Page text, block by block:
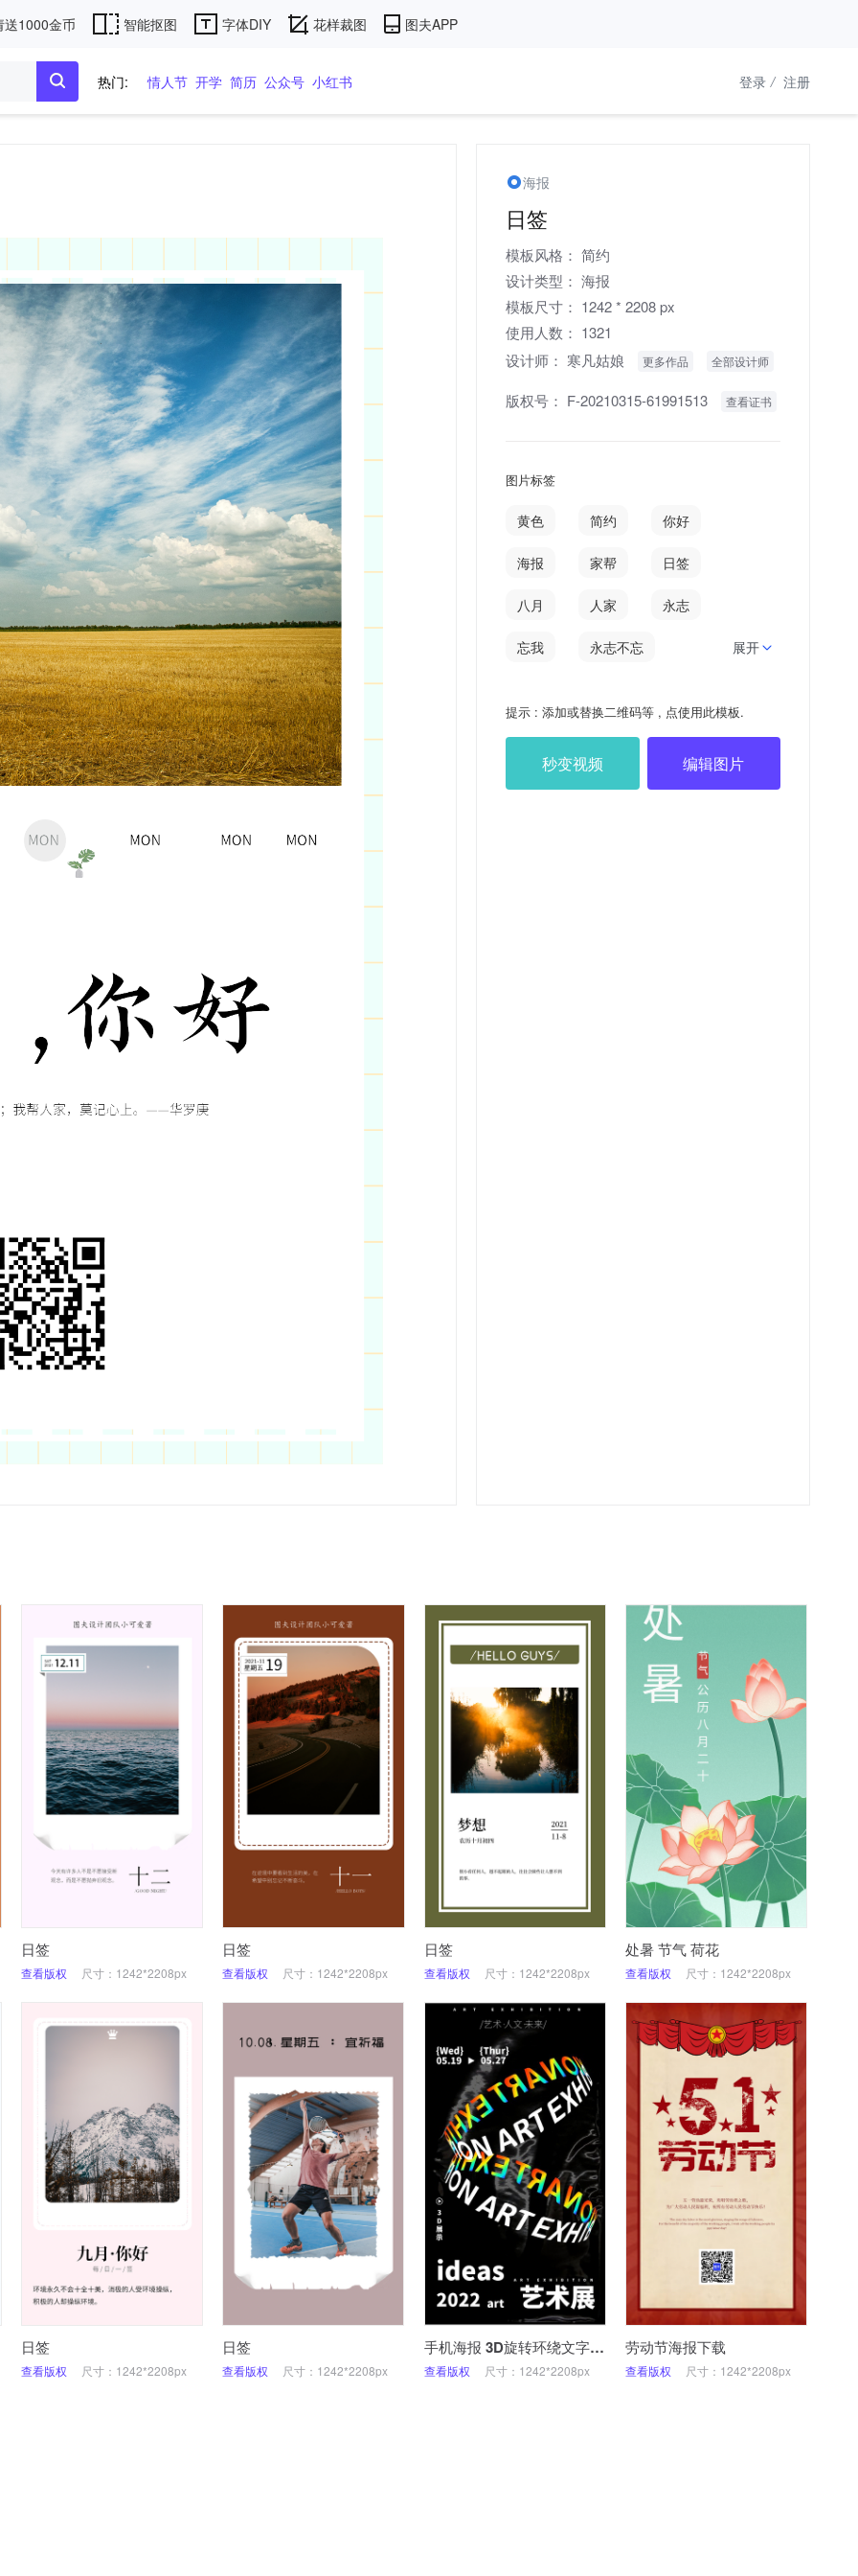
送1000金币 智能抠图 字体DIY 花样裁图 图夫APP
热门: 情人节 开学 简历 公众号 小红书 登录 / 注册
海报
日签
模板风格： 简约
设计类型： 海报
模板尺寸： 1242 * 2208 px
使用人数： 1321
设计师： 寒凡姑娘 更多作品 全部设计师
版权号： F-20210315-61991513 查看证书
图片标签
黄色 简约 你好
海报 家帮 日签
八月 人家 永志
忘我 永志不忘 展开
提示 : 添加或替换二维码等 , 点使用此模板.
秒变视频 编辑图片
日签
查看版权 尺寸：1242*2208px
日签
查看版权 尺寸：1242*2208px
日签
查看版权 尺寸：1242*2208px
处暑 节气 荷花
查看版权 尺寸：1242*2208px
日签
查看版权 尺寸：1242*2208px
日签
查看版权 尺寸：1242*2208px
手机海报 3D旋转环绕文字海报
查看版权 尺寸：1242*2208px
劳动节海报下载
查看版权 尺寸：1242*2208px